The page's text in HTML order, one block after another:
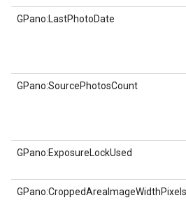
GPano:LastPhotoDate
GPano:SourcePhotosCount
GPano:ExposureLockUsed
GPano:CroppedAreaImageWidthPixels